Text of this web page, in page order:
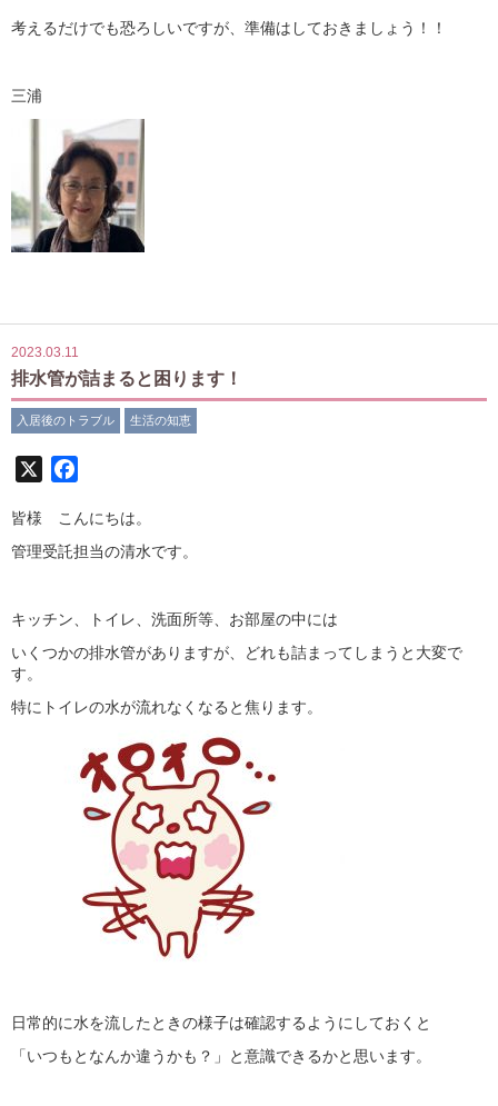
考えるだけでも恐ろしいですが、準備はしておきましょう！！
三浦
2023.03.11
排水管が詰まると困ります！
入居後のトラブル 生活の知恵
皆様 こんにちは。
管理受託担当の清水です。
キッチン、トイレ、洗面所等、お部屋の中には
いくつかの排水管がありますが、どれも詰まってしまうと大変で
す。
特にトイレの水が流れなくなると焦ります。
日常的に水を流したときの様子は確認するようにしておくと
「いつもとなんか違うかも？」と意識できるかと思います。